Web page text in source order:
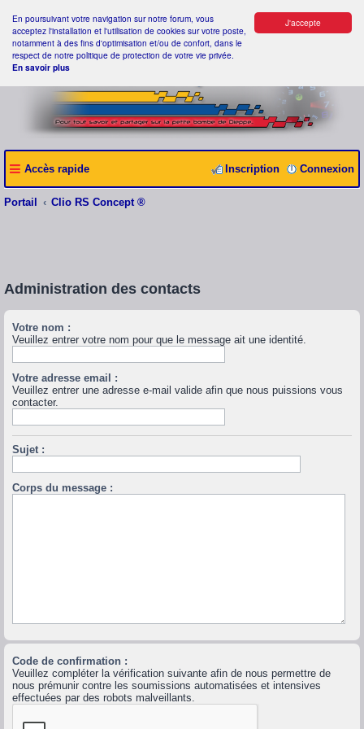
J'accepte
En poursuivant votre navigation sur notre forum, vous
acceptez l'installation et l'utilisation de cookies sur votre poste,
notamment à des fins d'optimisation et/ou de confort, dans le
respect de notre politique de protection de votre vie privée.
En savoir plus
Accès rapide Connexion
Inscription
Portail Clio RS Concept ®
Administration des contacts
Votre nom :
Veuillez entrer votre nom pour que le message ait une identité.
Votre adresse email :
Veuillez entrer une adresse e-mail valide afin que nous puissions vous
contacter.
Sujet :
Corps du message :
Code de confirmation :
Veuillez compléter la vérification suivante afin de nous permettre de
nous prémunir contre les soumissions automatisées et intensives
effectuées par des robots malveillants.